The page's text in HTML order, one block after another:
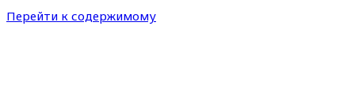
Перейти к содержимому